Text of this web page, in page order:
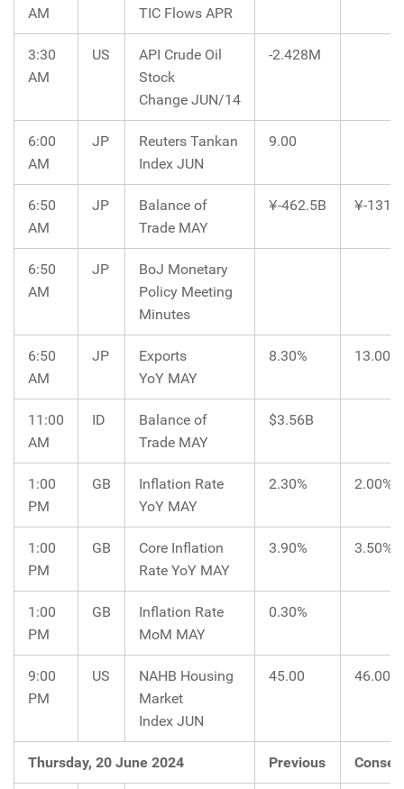
AM
TIC Flows APR
3:30
AM
US
API Crude Oil
Stock
Change JUN/14
-2.428M
6:00
AM
JP
Reuters Tankan
Index JUN
9.00
6:50
AM
JP
Balance of
Trade MAY
¥-462.5B ¥-
6:50
AM
JP
BoJ Monetary
Policy Meeting
Minutes
6:50
AM
JP
Exports
YoY MAY
8.30% 13.00%
11:00
AM
ID
Balance of
Trade MAY
$3.56B
1:00
PM
GB
Inflation Rate
YoY MAY
2.30% 2.00%
1:00
PM
GB
Core Inflation
Rate YoY MAY
3.90% 3.50%
1:00
PM
GB
Inflation Rate
MoM MAY
0.30%
9:00
PM
US
NAHB Housing
Market
Index JUN
45.00 46.00
Thursday, 20 June 2024 Previous